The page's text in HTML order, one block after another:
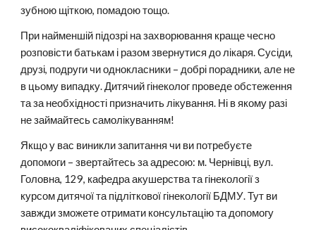
зубною щіткою, помадою тощо.
При найменшій підозрі на захворювання краще чесно
розповісти батькам і разом звернутися до лікаря. Сусіди,
друзі, подруги чи однокласники – добрі порадники, але не
в цьому випадку. Дитячий гінеколог проведе обстеження
та за необхідності призначить лікування. Ні в якому разі
не займайтесь самолікуванням!
Якщо у вас виникли запитання чи ви потребуєте
допомоги – звертайтесь за адресою: м. Чернівці, вул.
Головна, 129, кафедра акушерства та гінекології з
курсом дитячої та підліткової гінекології БДМУ. Тут ви
завжди зможете отримати консультацію та допомогу